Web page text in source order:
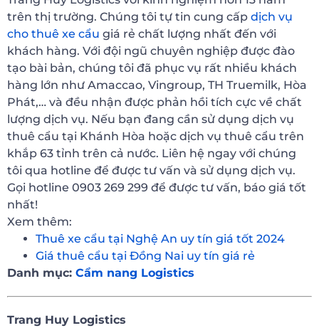
trên thị trường. Chúng tôi tự tin cung cấp dịch vụ
cho thuê xe cẩu giá rẻ chất lượng nhất đến với
khách hàng. Với đội ngũ chuyên nghiệp được đào
tạo bài bản, chúng tôi đã phục vụ rất nhiều khách
hàng lớn như Amaccao, Vingroup, TH Truemilk, Hòa
Phát,… và đều nhận được phản hồi tích cực về chất
lượng dịch vụ. Nếu bạn đang cần sử dụng dịch vụ
thuê cẩu tại Khánh Hòa hoặc dịch vụ thuê cẩu trên
khắp 63 tỉnh trên cả nước. Liên hệ ngay với chúng
tôi qua hotline để được tư vấn và sử dụng dịch vụ.
Gọi hotline 0903 269 299 để được tư vấn, báo giá tốt
nhất!
Xem thêm:
Thuê xe cẩu tại Nghệ An uy tín giá tốt 2024
Giá thuê cẩu tại Đồng Nai uy tín giá rẻ
Danh mục: Cẩm nang Logistics
Trang Huy Logistics